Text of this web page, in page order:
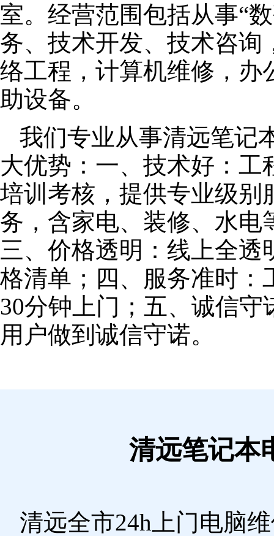
室。经营范围包括从事“
务、技术开发、技术咨询
络工程，计算机维修，办
助设备。
我们专业从事清远笔记
大优势：一、技术好：
培训考核，提供专业级别
务，含家电、装修、水电
三、价格透明：线上全
格清单；四、服务准时：
30分钟上门；五、诚信
用户做到诚信守诺。
清远笔记本
清远全市24h上门电脑